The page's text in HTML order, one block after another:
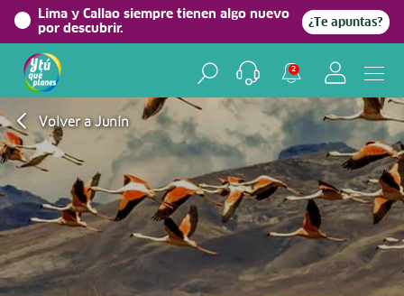
Lima y Callao siempre tienen algo nuevo
por descubrir.
¿Te apuntas?
2
Volver a Junín